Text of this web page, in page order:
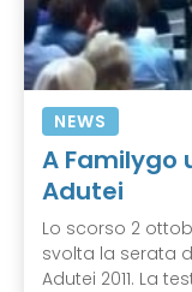
NEWS
A Familygo
Adutei
Lo scorso 2
svolta la serata
Adutei 2011. La